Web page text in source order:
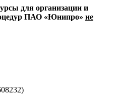
для организации и
ПАО «Юнипро» не